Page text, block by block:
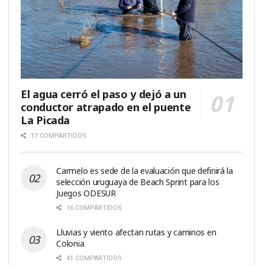
El agua cerró el paso y dejó a un
conductor atrapado en el puente
La Picada
17 COMPARTIDOS
Carmelo es sede de la evaluación que definirá la
selección uruguaya de Beach Sprint para los
Juegos ODESUR
16 COMPARTIDOS
Lluvias y viento afectan rutas y caminos en
Colonia
41 COMPARTIDOS